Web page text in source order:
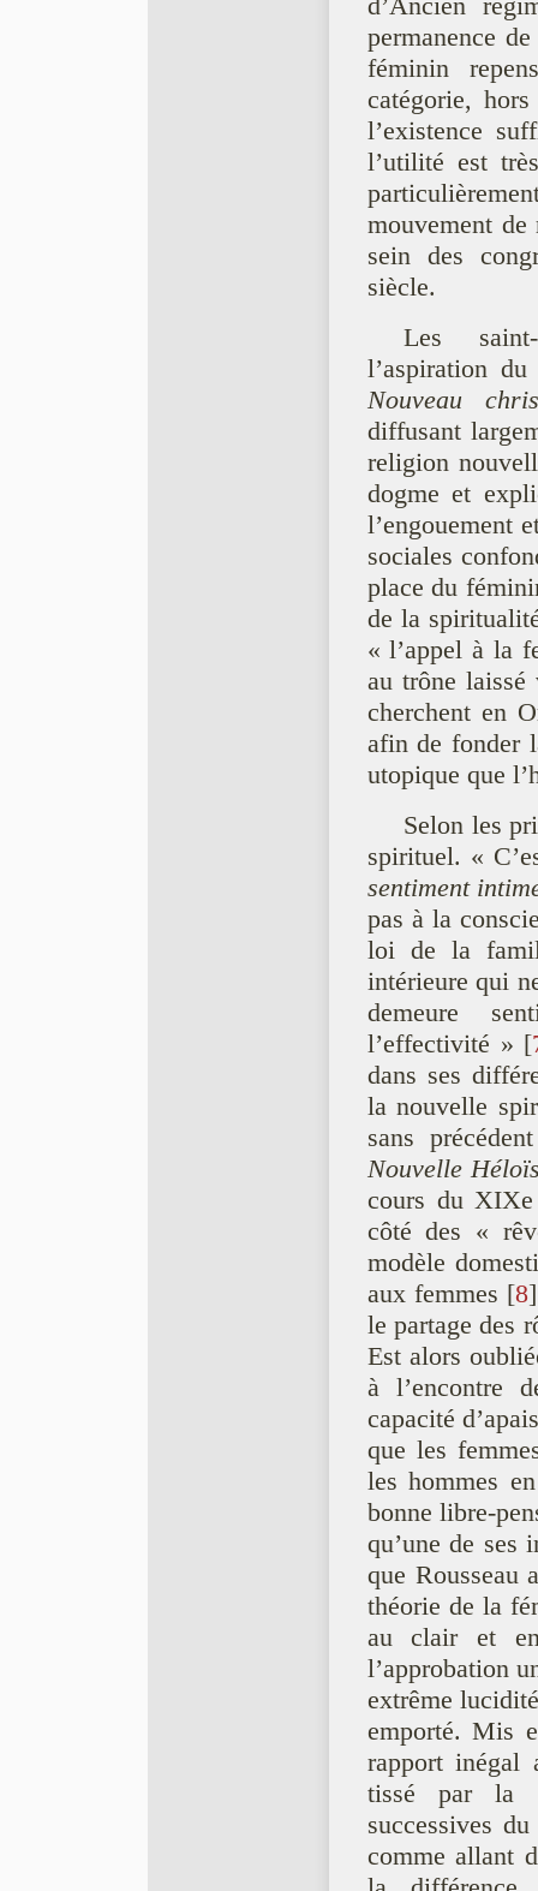
permanence
féminin
catégorie,
l’existence
l’utilité est
mouvement
sein des
siècle.
Les
l’aspiration
Nouveau
diffusant
religion
dogme et
l’engouement
sociales
place du
de la
« l’appel à la
au trône laissé
cherchent en
afin de fonder
utopique que
Selon les
spirituel. «
sentiment
pas à la
loi de la
intérieure qui
demeure
l’effectivité » [
dans ses
la nouvelle
sans
Nouvelle
cours du
côté des «
modèle
aux femmes [8]
le partage des
Est alors
à l’encontre
capacité
que les
les hommes
bonne libre-
qu’une de ses
que Rousseau
théorie de la
au clair et en
l’approbation
extrême
emporté. Mis
rapport inégal
tissé par la
successives
comme allant